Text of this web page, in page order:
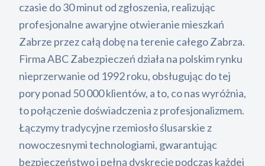
czasie do 30 minut od zgłoszenia, realizując
profesjonalne awaryjne otwieranie mieszkań
Zabrze przez całą dobę na terenie całego Zabrza.
Firma ABC Zabezpieczeń działa na polskim rynku
nieprzerwanie od 1992 roku, obsługując do tej
pory ponad 50 000 klientów, a to, co nas wyróżnia,
to połączenie doświadczenia z profesjonalizmem.
Łączymy tradycyjne rzemiosło ślusarskie z
nowoczesnymi technologiami, gwarantując
bezpieczeństwo i pełną dyskrecję podczas każdej